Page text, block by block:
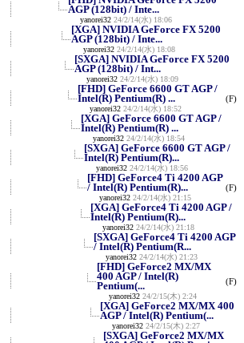
AGP (128bit) / Inte...
yanorei32 24/2/14(水) 18:06
[XGA] NVIDIA GeForce FX 5200
AGP (128bit) / Inte...
yanorei32 24/2/14(水) 18:08
[SXGA] NVIDIA GeForce FX 5200
AGP (128bit) / Int...
yanorei32 24/2/14(水) 18:09
[FHD] GeForce 6600 GT AGP /
Intel(R) Pentium(R) ...
yanorei32 24/2/14(水) 18:52
(F)
[XGA] GeForce 6600 GT AGP /
Intel(R) Pentium(R) ...
yanorei32 24/2/14(水) 18:54
[SXGA] GeForce 6600 GT AGP /
Intel(R) Pentium(R)...
yanorei32 24/2/14(水) 18:56
[FHD] GeForce4 Ti 4200 AGP
/ Intel(R) Pentium(R)...
yanorei32 24/2/14(水) 21:15
(F)
[XGA] GeForce4 Ti 4200 AGP /
Intel(R) Pentium(R)...
yanorei32 24/2/14(水) 21:18
[SXGA] GeForce4 Ti 4200 AGP
/ Intel(R) Pentium(R...
yanorei32 24/2/14(水) 21:23
[FHD] GeForce2 MX/MX
400 AGP / Intel(R)
Pentium(...
yanorei32 24/2/15(木) 2:24
(F)
[XGA] GeForce2 MX/MX 400
AGP / Intel(R) Pentium(...
yanorei32 24/2/15(木) 2:27
[SXGA] GeForce2 MX/MX